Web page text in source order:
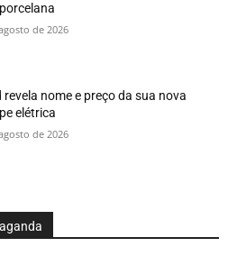
de 2026
revela nome e preço da sua nova
elétrica
de 2026